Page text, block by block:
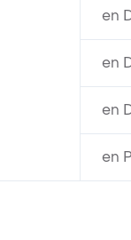
en
en
en
en